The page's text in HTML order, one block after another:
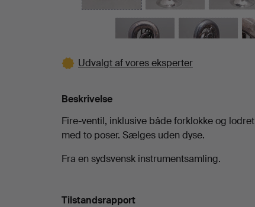
Udvalgt af vores eksperter
Beskrivelse
Fire-ventil, inklusive både forklokke og
med to poser. Sælges uden dyse.
Fra en sydsvensk instrumentsamling.
Tilstandsrapport